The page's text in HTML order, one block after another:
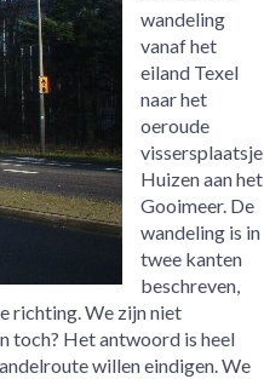
wandeling
vanaf het
eiland Texel
naar het
oeroude
vissersplaatsje
Huizen aan het
Gooimeer. De
wandeling is in
twee kanten
beschreven,
richting. We zijn niet
toch? Het antwoord is heel
willen eindigen. We